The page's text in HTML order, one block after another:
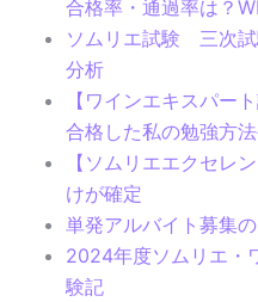
合格率・通過率は？
ソムリエ試験 三次試
分析
【ワインエキスパー
合格した私の勉強方法
【ソムリエエクセレ
けが確定
単発アルバイト募集
2024年度ソムリエ・
験記